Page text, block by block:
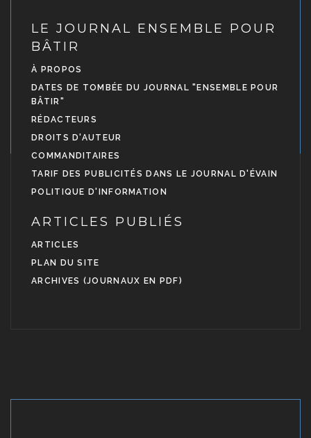
LE JOURNAL ENSEMBLE POUR
BÂTIR
À PROPOS
DATES DE TOMBÉE DU JOURNAL "ENSEMBLE POUR
BÂTIR"
RÉDACTEURS
DROITS D'AUTEUR
COMMANDITAIRES
TARIF DES PUBLICITÉS DANS LE JOURNAL D'ÉVAIN
POLITIQUE D'INFORMATION
ARTICLES PUBLIÉS
ARTICLES
PLAN DU SITE
ARCHIVES (JOURNAUX EN PDF)